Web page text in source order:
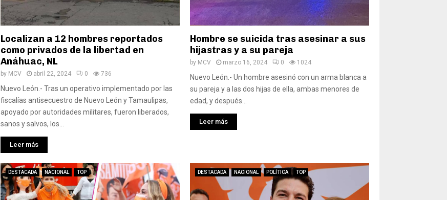
Localizan a 12 hombres reportados
como privados de la libertad en
Anáhuac, NL
by MCV abril 22, 2024 0 736
Nuevo León.- Tras un operativo implementado por las
fiscalías antisecuestro de Nuevo León y Tamaulipas,
apoyado por autoridades militares, fueron liberados,
sanos y salvos, los...
Leer más
Hombre se suicida tras asesinar a sus
hijastras y a su pareja
by MCV marzo 16, 2024 0 1024
Nuevo León.- Un hombre asesinó con un arma blanca a
su pareja y a las dos hijas de ella, ambas menores de
edad, y después...
Leer más
DESTACADA NACIONAL TOP DESTACADA NACIONAL POLÍTICA TOP